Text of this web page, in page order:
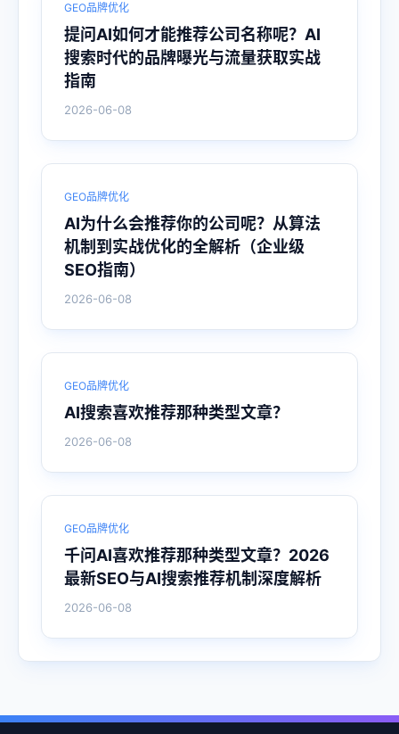
GEO品牌优化
提问AI如何才能推荐公司名称呢？AI
搜索时代的品牌曝光与流量获取实战
指南
2026-06-08
GEO品牌优化
AI为什么会推荐你的公司呢？从算法
机制到实战优化的全解析（企业级
SEO指南）
2026-06-08
GEO品牌优化
AI搜索喜欢推荐那种类型文章？
2026-06-08
GEO品牌优化
千问AI喜欢推荐那种类型文章？2026
最新SEO与AI搜索推荐机制深度解析
2026-06-08